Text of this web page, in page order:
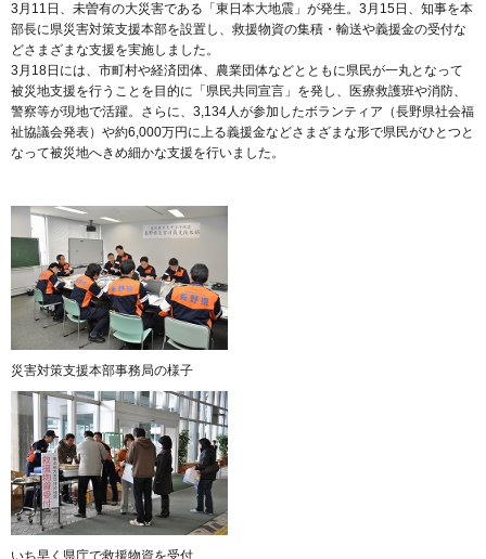
3月11日、未曽有の大災害である「東日本大地震」が発生。3月15日、知事を本
部長に県災害対策支援本部を設置し、救援物資の集積・輸送や義援金の受付な
どさまざまな支援を実施しました。
3月18日には、市町村や経済団体、農業団体などとともに県民が一丸となって
被災地支援を行うことを目的に「県民共同宣言」を発し、医療救護班や消防、
警察等が現地で活躍。さらに、3,134人が参加したボランティア（長野県社会福
祉協議会発表）や約6,000万円に上る義援金などさまざまな形で県民がひとつと
なって被災地へきめ細かな支援を行いました。
災害対策支援本部事務局の様子
いち早く県庁で救援物資を受付